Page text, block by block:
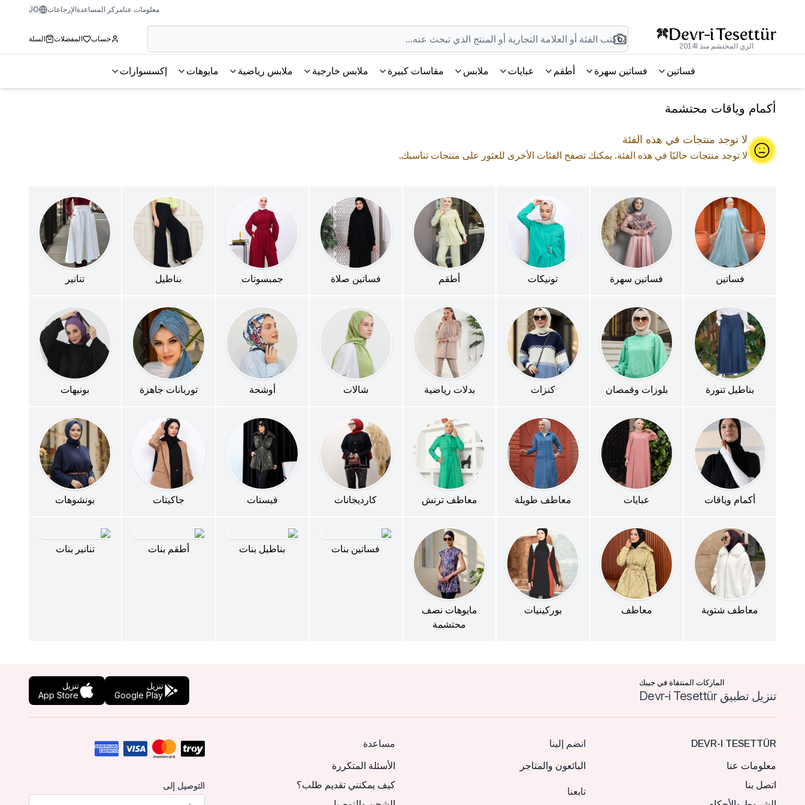
معلومات عنامركز المساعدةالإرجاعات JO
الزي المحتشم منذ 2014l
حساب المفضلات السلة
فساتين فساتين سهرة أطقم عبايات ملابس مقاسات كبيرة ملابس خارجية ملابس رياضية مايوهات إكسسوارات
أكمام وياقات محتشمة
لا توجد منتجات في هذه الفئة
لا توجد منتجات حاليًا في هذه الفئة. يمكنك تصفح الفئات الأخرى للعثور على منتجات تناسبك.
فساتين فساتين سهرة تونيكات أطقم فساتين صلاة جمبسوتات بناطيل تنانير
بناطيل تنورة بلوزات وقمصان كنزات بدلات رياضية شالات أوشحة توربانات جاهزة بونيهات
أكمام وياقات عبايات معاطف طويلة معاطف ترنش كارديجانات فيستات جاكيتات بونشوهات
معاطف شتوية معاطف بوركينيات
مايوهات نصف
محتشمة
فساتين بنات بناطيل بنات أطقم بنات تنانير بنات
الماركات المنتقاة في جيبك
تنزيل تطبيق Devr-i Tesettür
تنزيل
Google Play
تنزيل
App Store
DEVR-I TESETTÜR
معلومات عنا
اتصل بنا
انضم إلينا
البائعون والمتاجر
تابعنا
مساعدة
الأسئلة المتكررة
كيف يمكنني تقديم طلب؟
التوصيل إلى